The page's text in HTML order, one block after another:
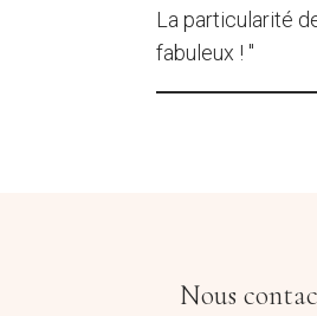
La particularité
fabuleux ! "
Nous